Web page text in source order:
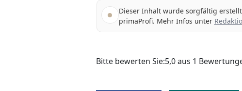
Dieser Inhalt wurde sorgfältig
primaProfi. Mehr Infos unter
Bitte bewerten Sie:5,0aus 1